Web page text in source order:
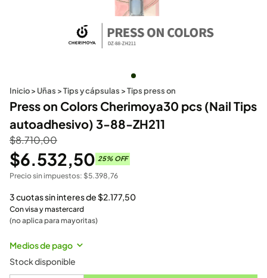
Inicio> Uñas >Tips y cápsulas >Tips press on
Press on Colors Cherimoya30 pcs (Nail Tips
autoadhesivo) 3-88-ZH211
$8.710,00
$6.532,50 25% OFF
Precio sin impuestos: $5.398,76
3 cuotas sin interes de$2.177,50
Con visa y mastercard
(no aplica para mayoritas)
Medios de pago
Stock disponible